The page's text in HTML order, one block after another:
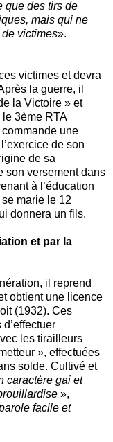
que des tirs de
mais qui ne
de victimes».
victimes et devra
la guerre, il
la Victoire » et
3ème RTA
une
de son
de sa
son versement dans
à l’éducation
marie le 12
donnera un fils.
et par la
il reprend
obtient une licence
(1932). Ces
les tirailleurs
», effectuées
solde. Cultivé et
caractère gai et
»,
facile et